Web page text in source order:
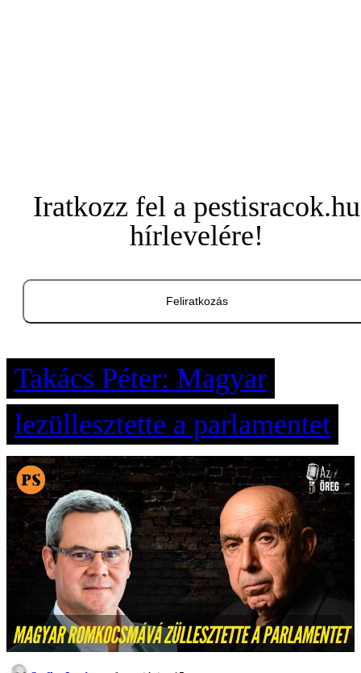
Iratkozz fel a pestisracok.hu
hírlevelére!
Feliratkozás
Takács Péter: Magyar
lezüllesztette a parlamentet